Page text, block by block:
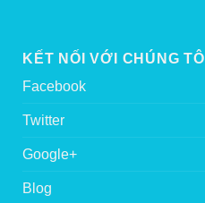
KẾT NỐI VỚI CHÚNG TÔI
Facebook
Twitter
Google+
Blog